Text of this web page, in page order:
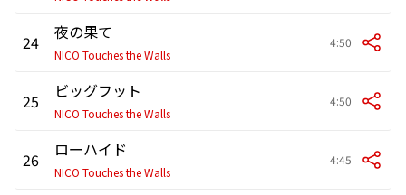
24 夜の果て
NICO Touches the Walls
4:50
25 ビッグフット
NICO Touches the Walls
4:50
26 ローハイド
NICO Touches the Walls
4:45